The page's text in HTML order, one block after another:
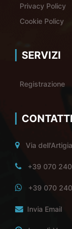
Privacy Policy
Cookie Policy
SERVIZI
Registrazione
CONTATTI
Via
+39 070
+39 070
Invia Email